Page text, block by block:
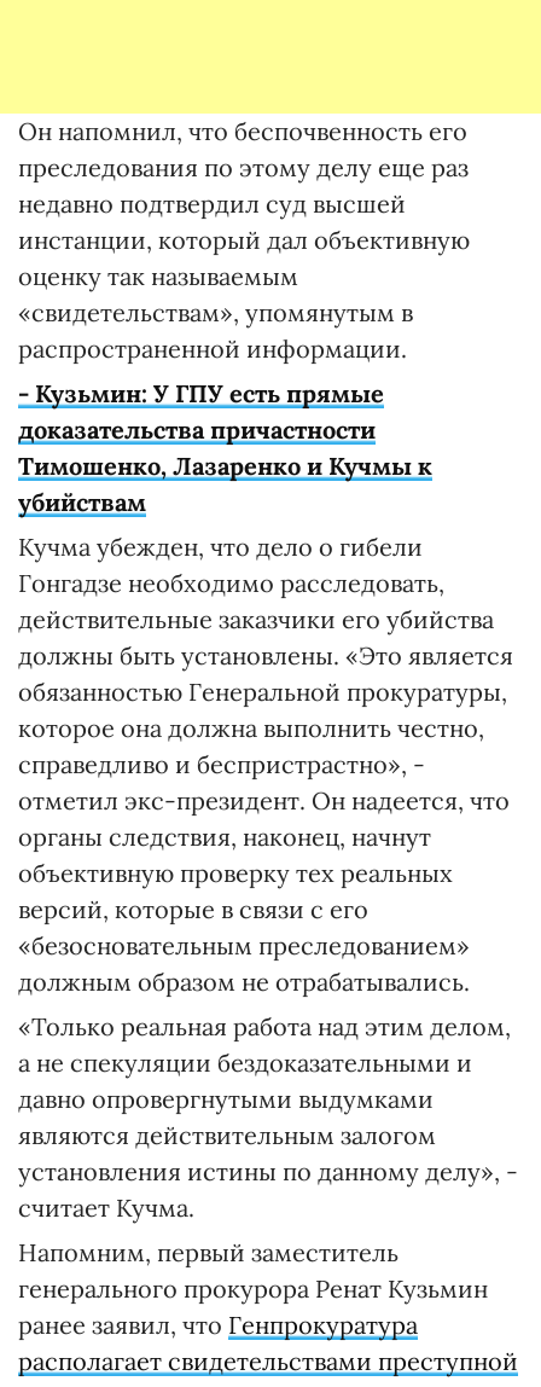
Он напомнил, что беспочвенность его
преследования по этому делу еще раз
недавно подтвердил суд высшей
инстанции, который дал объективную
оценку так называемым
«свидетельствам», упомянутым в
распространенной информации.
- Кузьмин: У ГПУ есть прямые
доказательства причастности
Тимошенко, Лазаренко и Кучмы к
убийствам
Кучма убежден, что дело о гибели
Гонгадзе необходимо расследовать,
действительные заказчики его убийства
должны быть установлены. «Это является
обязанностью Генеральной прокуратуры,
которое она должна выполнить честно,
справедливо и беспристрастно», -
отметил экс-президент. Он надеется, что
органы следствия, наконец, начнут
объективную проверку тех реальных
версий, которые в связи с его
«безосновательным преследованием»
должным образом не отрабатывались.
«Только реальная работа над этим делом,
а не спекуляции бездоказательными и
давно опровергнутыми выдумками
являются действительным залогом
установления истины по данному делу», -
считает Кучма.
Напомним, первый заместитель
генерального прокурора Ренат Кузьмин
ранее заявил, что Генпрокуратура
располагает свидетельствами преступной